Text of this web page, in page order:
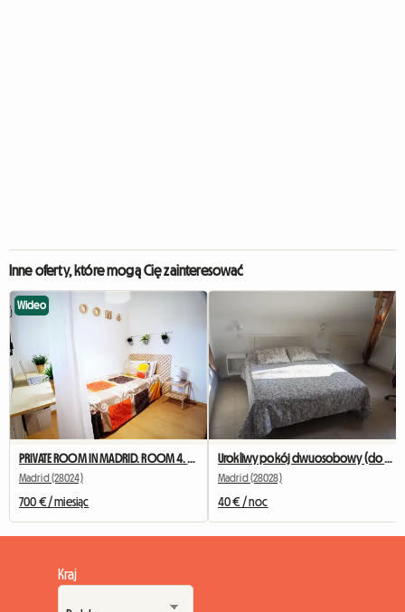
Inne oferty, które mogą Cię zainteresować
Wideo
Madrid (28024)
700 € / miesiąc
Madrid (28028)
40 € / noc
Kraj